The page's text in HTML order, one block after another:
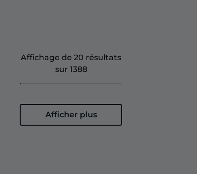
Affichage de 20 résultats
sur 1388
Afficher plus